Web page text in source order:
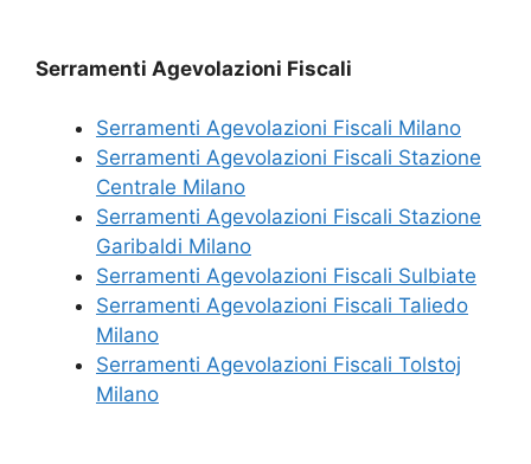
Serramenti Agevolazioni Fiscali
Serramenti Agevolazioni Fiscali Milano
Serramenti Agevolazioni Fiscali Stazione
Centrale Milano
Serramenti Agevolazioni Fiscali Stazione
Garibaldi Milano
Serramenti Agevolazioni Fiscali Sulbiate
Serramenti Agevolazioni Fiscali Taliedo
Milano
Serramenti Agevolazioni Fiscali Tolstoj
Milano